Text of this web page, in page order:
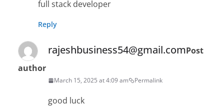
full stack developer
Reply
rajeshbusiness54@gmail.comPost
author
March 15, 2025 at 4:09 am Permalink
good luck